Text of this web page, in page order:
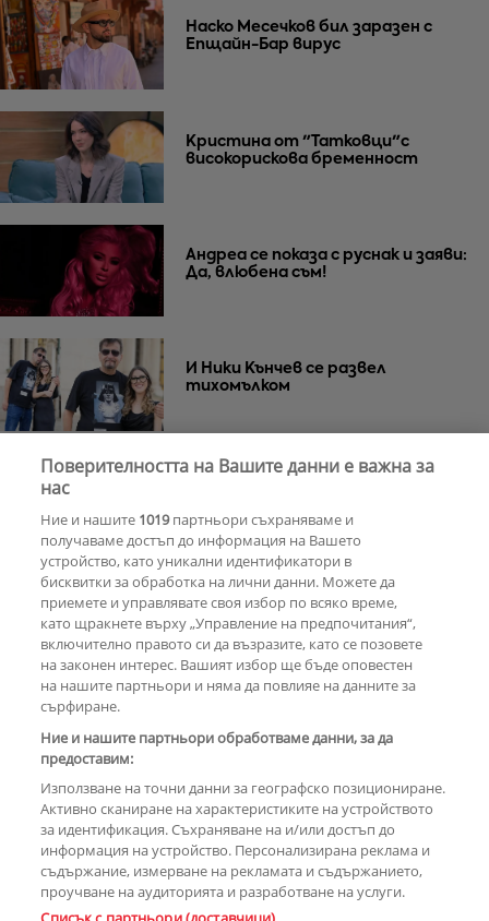
Наско Месечков бил заразен с
Епщайн-Бар вирус
Кристина от "Татковци"с
високорискова бременност
Андреа се показа с руснак и заяви:
Да, влюбена съм!
И Ники Кънчев се развел
тихомълком
Light“ на Мадона
РЕКЛАМА
КОМЕНТАРИ
Copyright © 2007-2026 Hotnews.bg. Всички права запазени.
Поверителността на Вашите данни е важна за
нас
Ние и нашите 1019партньори съхраняваме и
получаваме достъп до информация на Вашето
устройство, като уникални идентификатори в
бисквитки за обработка на лични данни. Можете да
приемете и управлявате своя избор по всяко време,
като щракнете върху „Управление на предпочитания“,
включително правото си да възразите, като се позовете
на законен интерес. Вашият избор ще бъде оповестен
на нашите партньори и няма да повлияе на данните за
сърфиране.
Ние и нашите партньори обработваме данни, за да
предоставим:
Използване на точни данни за географско позициониране.
Активно сканиране на характеристиките на устройството
за идентификация. Съхраняване на и/или достъп до
информация на устройство. Персонализирана реклама и
съдържание, измерване на рекламата и съдържанието,
проучване на аудиторията и разработване на услуги.